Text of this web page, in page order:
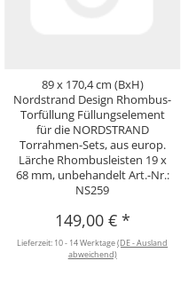
89 x 170,4 cm (BxH)
Nordstrand Design Rhombus-
Torfüllung Füllungselement
für die NORDSTRAND
Torrahmen-Sets, aus europ.
Lärche Rhombusleisten 19 x
68 mm, unbehandelt Art.-Nr.:
NS259
149,00 € *
Lieferzeit: 10 - 14 Werktage(DE - Ausland
abweichend)